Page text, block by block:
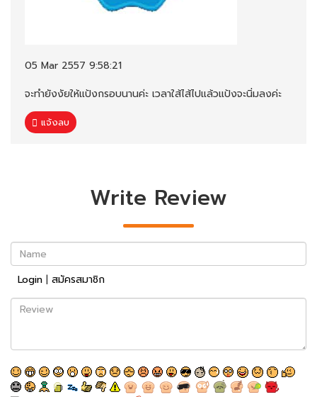
05 Mar 2557 9:58:21
จะทำยังงัยให้แป้งกรอบนานค่ะ เวลาใส้ไส้ไปแล้วแป้งจะนิ่มลงค่ะ
แจ้งลบ
Write Review
Name
Login | สมัครสมาชิก
Review